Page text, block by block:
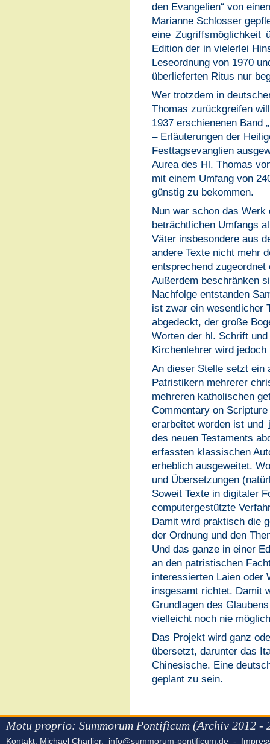
den Evangelien“ von
Marianne Schlosser
eine Zugriffsmöglichkeit
Edition der in vielerlei
Leseordnung von 1970
überlieferten Ritus nur
Wer trotzdem in
Thomas zurückgreifen
1937 erschienenen Band
– Erläuterungen der
Festtagsevanglien
Aurea des Hl. Thomas
mit einem Umfang von
günstig zu bekommen.
Nun war schon das
beträchtlichen Umfangs
Väter insbesondere aus
andere Texte nicht mehr
entsprechend
Außerdem beschränken
Nachfolge entstanden
ist zwar ein wesentlicher
abgedeckt, der große
Worten der hl. Schrift
Kirchenlehrer wird
An dieser Stelle setzt ein
Patristikern mehrerer
mehreren katholischen
Commentary on
erarbeitet worden ist und
des neuen Testaments
erfassten klassischen
erheblich ausgeweitet.
und Übersetzungen
Soweit Texte in digitaler
computergestützte
Damit wird praktisch die
der Ordnung und den
Und das ganze in einer
an den patristischen
interessierten Laien oder
insgesamt richtet. Damit
Grundlagen des
vielleicht noch nie
Das Projekt wird ganz
übersetzt, darunter das
Chinesische. Eine
geplant zu sein.
Motu proprio: Summorum Pontificum (Archiv 2012 -
Kontakt: Michael Charlier, info@summorum-pontificum.de -